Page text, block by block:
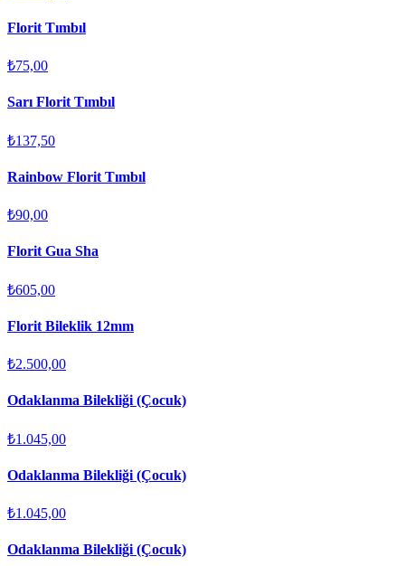
Florit Tımbıl
₺75,00
Sarı Florit Tımbıl
₺137,50
Rainbow Florit Tımbıl
₺90,00
Florit Gua Sha
₺605,00
Florit Bileklik 12mm
₺2.500,00
Odaklanma Bilekliği (Çocuk)
₺1.045,00
Odaklanma Bilekliği (Çocuk)
₺1.045,00
Odaklanma Bilekliği (Çocuk)